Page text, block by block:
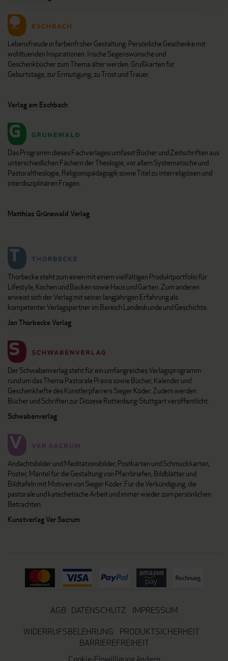
Lebensfreude in farbenfroher Gestaltung: Persönliche Geschenke mit
wohltuenden Inspirationen. Irische Segenswünsche und
Geschenkbücher zum Thema älter werden. Grußkarten für
Geburtstage, zur Ermutigung, zu Trost und Trauer.
Verlag am Eschbach
Das Programm dieses Fachverlages umfasst Bücher und Zeitschriften aus
unterschiedlichen Fächern der Theologie, vor allem Systematische und
Pastoraltheologie, Religionspädagogik sowie Titel zu interreligiösen und
interdisziplinären Fragen.
Matthias Grünewald Verlag
Thorbecke steht zum einen mit einem vielfältigen Produktportfolio für
Lifestyle, Kochen und Backen sowie Haus und Garten. Zum anderen
erweist sich der Verlag mit seiner langjährigen Erfahrung als
kompetenter Verlagspartner im Bereich Landeskunde und Geschichte.
Jan Thorbecke Verlag
Der Schwabenverlag steht für ein umfangreiches Verlagsprogramm
rund um das Thema Pastorale Praxis sowie Bücher, Kalender und
Geschenkhefte des Künstlerpfarrers Sieger Köder. Zudem werden
Bücher und Schriften zur Diözese Rottenburg-Stuttgart veröffentlicht.
Schwabenverlag
Andachtsbilder und Meditationsbilder, Postkarten und Schmuckkarten,
Poster, Mäntel für die Gestaltung von Pfarrbriefen, Bildblätter und
Bildtafeln mit Motiven von Sieger Köder. Für die Verkündigung, die
pastorale und katechetische Arbeit und immer wieder zum persönlichen
Betrachten.
Kunstverlag Ver Sacrum
AGB DATENSCHUTZ
IMPRESSUM
WIDERRUFSBELEHRUNG
PRODUKTSICHERHEIT
BARRIEREFREIHEIT